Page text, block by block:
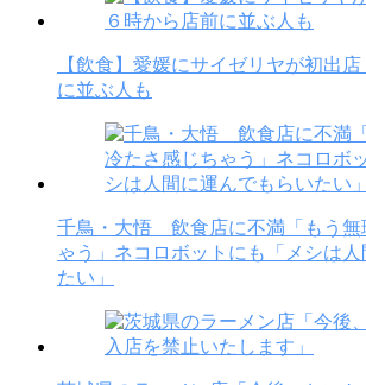
【飲食】愛媛にサイゼリヤが初出
に並ぶ人も
千鳥・大悟 飲食店に不満「もう無
ゃう」ネコロボットにも「メシは
たい」